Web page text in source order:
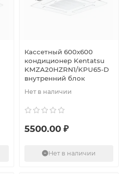
Кассетный 600х600
кондиционер Kentatsu
KMZA20HZRN1/KPU65-D
внутренний блок
Нет в наличии
5500.00 ₽
Нет в наличии